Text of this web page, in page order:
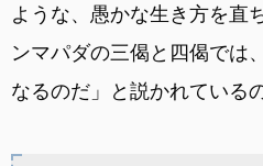
ような、愚かな生き方を直
ンマパダの三偈と四偈では
なるのだ」と説かれている